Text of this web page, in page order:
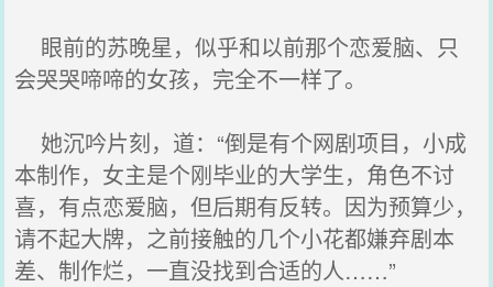
眼前的苏晚星，似乎和以前那个恋爱脑、只
会哭哭啼啼的女孩，完全不一样了。
她沉吟片刻，道：“倒是有个网剧项目，小成
本制作，女主是个刚毕业的大学生，角色不讨
喜，有点恋爱脑，但后期有反转。因为预算少，
请不起大牌，之前接触的几个小花都嫌弃剧本
差、制作烂，一直没找到合适的人……”